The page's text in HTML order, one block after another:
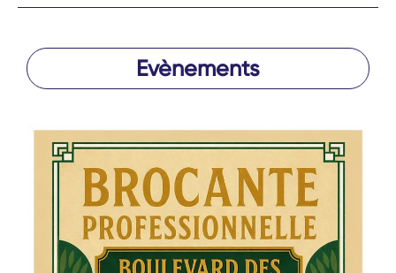
Evènements